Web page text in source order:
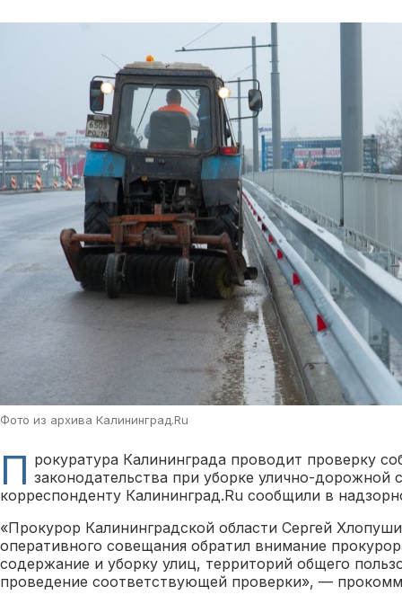
Фото из архива Калининград.Ru
П рокуратура Калининграда проводит проверку
законодательства при уборке улично-дорожной
корреспонденту Калининград.Ru сообщили в
«Прокурор Калининградской области Сергей
оперативного совещания обратил внимание
содержание и уборку улиц, территорий общего
проведение соответствующей проверки», —